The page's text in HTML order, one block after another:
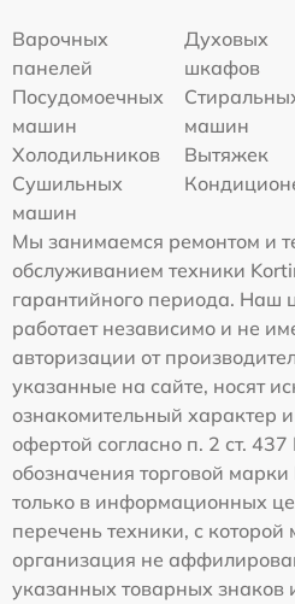
Варочных
панелей
Духовых
шкафов
Посудомоечных
машин
машин
Холодильников
Вытяжек
Сушильных
машин
Мы занимаемся ремонтом и
обслуживанием техники
гарантийного периода. Наш
работает независимо и не
авторизации от
указанные на сайте, носят
ознакомительный характер
офертой согласно п. 2 ст.
обозначения торговой
только в информационных
перечень техники, с
организация не
указанных товарных знаков